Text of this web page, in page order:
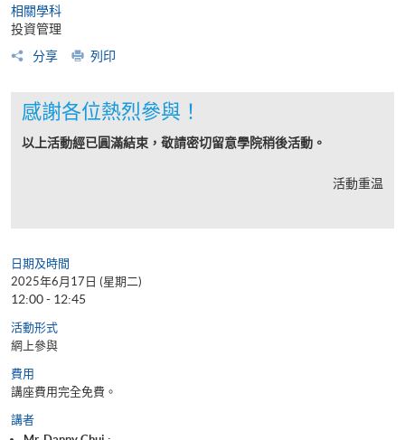
相關學科
投資管理
分享
列印
感謝各位熱烈參與！
以上活動經已圓滿結束，敬請密切留意學院稍後活動。
活動重温
日期及時間
2025年6月17日 (星期二)
12:00 - 12:45
活動形式
網上參與
費用
講座費用完全免費。
講者